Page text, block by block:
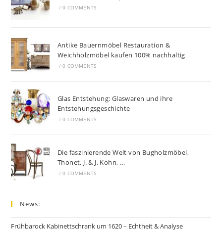
/ 0 COMMENTS
Antike Bauernmöbel Restauration &
Weichholzmöbel kaufen 100% nachhaltig
/ 0 COMMENTS
Glas Entstehung: Glaswaren und ihre
Entstehungsgeschichte
/ 0 COMMENTS
Die faszinierende Welt von Bugholzmöbel,
Thonet, J. & J. Kohn, …
/ 0 COMMENTS
News:
Frühbarock Kabinettschrank um 1620 – Echtheit & Analyse